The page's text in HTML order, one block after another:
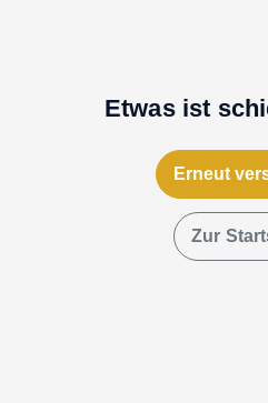
Etwas ist
Erneut
Zur